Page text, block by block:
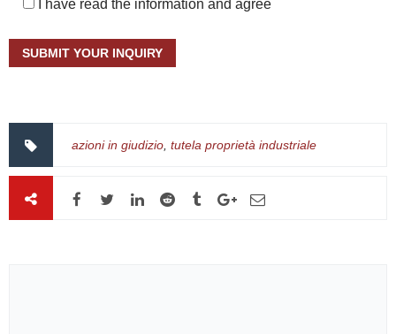
I have read the information and agree
azioni in giudizio tutela proprietà industriale